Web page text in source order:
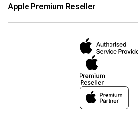
Apple Premium Reseller